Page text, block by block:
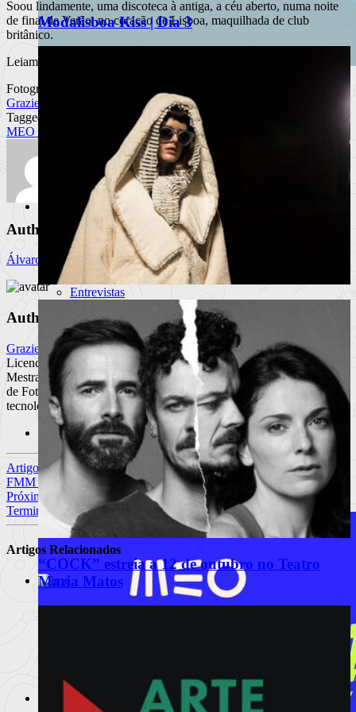
Modalisboa Kiss | Dia 3
Portugal Fashion 2016 – Lisboa
Sanjo e Regula apresentam edição
limitada do Riva Boat Shoe
A colaboração une a herança do calçado português à
linguagem visual do r
+
Notícias
Teatro
Dança
Exposições
Festivais
Entrevistas
“COCK” estreia a 12 de outubro no Teatro
Maria Matos
Soou lindamente, uma discoteca à antiga, a céu aberto, numa noite
de final de Verão, no coração de Lisboa, maquilhada de club
britânico.
Leiam aqui a reportagem do
Fotografia por
Graziela Costa
Tagged
MEO Kalorama
Author
Álvaro Graça
Author
Graziela Costa
Licenciatura em Novas Tecnologias da Comunicação (UA)
Mestrado em Audiovisual e Multimédia (ESCS) Curso profissional
de Fotografia - Restart - Instituto de criatividade, artes e novas
tecnologias (Lisboa)
Artigo anterior
FMM 2023 (26.07.2023)
Próximo Artigo
Terminou a espera pela canção de estreia de SH3THEROOKIE.
Artigos Relacionados
+